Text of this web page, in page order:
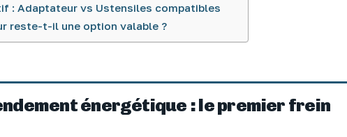
: Adaptateur vs Ustensiles compatibles
reste-t-il une option valable ?
énergétique : le premier frein